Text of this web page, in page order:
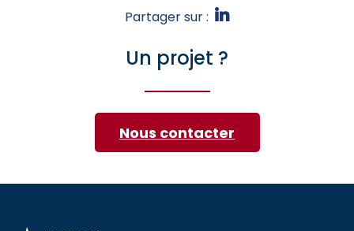
Partager sur :
Un projet ?
Nous contacter